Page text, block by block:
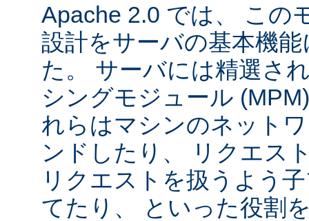
Apache 2.0 では、 この
設計をサーバの基本機
た。 サーバには精選さ
シングモジュール
れらはマシンのネット
ンドしたり、 リクエス
リクエストを扱うよう
てたり、 といった役割